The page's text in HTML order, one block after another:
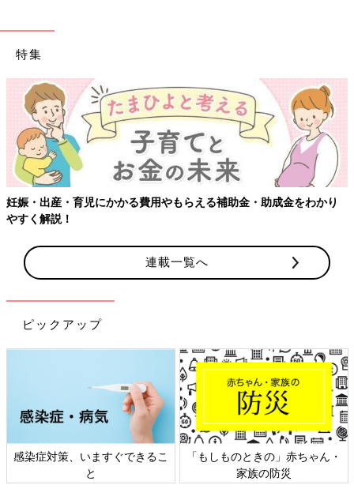
特集
もらえる補助金・助成金をわかり
【ワクチン接種できるものも
連載一覧へ
ピックアップ
きるこ
「もしものときの」赤ちゃん・
日本外来小児科学会リ
ト検討会